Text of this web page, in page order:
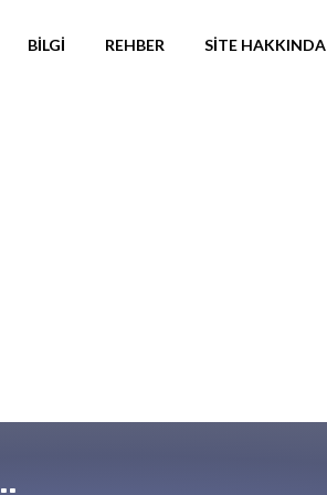
BILGI REHBER SITE HAKKINDA